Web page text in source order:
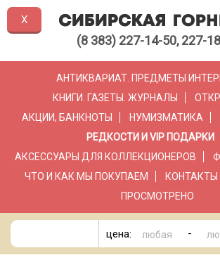
(8 383) 227-14-50, 227-
АНТИКВАРИАТ. ПРЕДМЕТЫ
КНИГИ. ГАЗЕТЫ. ЖУРНАЛЫ
АКЦИИ, БАНКНОТЫ
НУМИЗМАТИКА
РЕДКОСТИ И VIP ПОДАРКИ
АКСЕССУАРЫ ДЛЯ КОЛЛЕКЦИОНЕРОВ
ЧТО И КАК МЫ ПОКУПАЕМ
КОНТАКТЫ
ПРОСМОТРЕНО
цена: -
X